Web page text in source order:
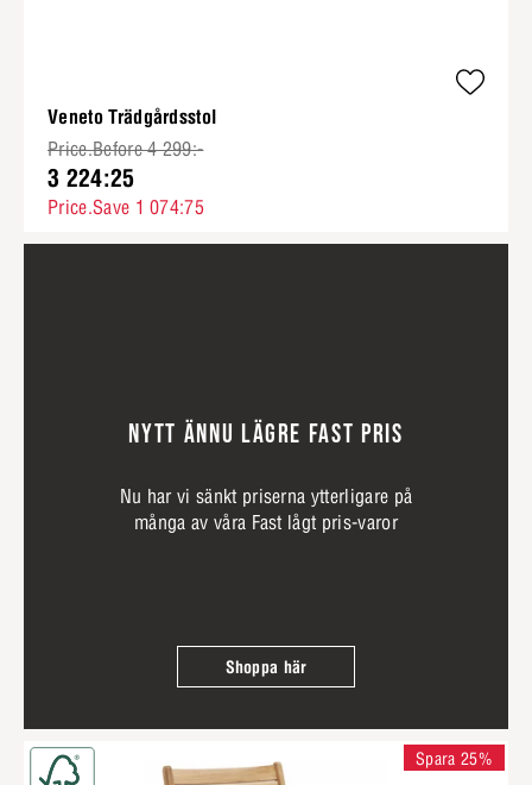
Veneto Trädgårdsstol
Price.Before 4 299:-
3 224:25
Price.Save 1 074:75
NYTT ÄNNU LÄGRE FAST PRIS
Nu har vi sänkt priserna ytterligare på
många av våra Fast lågt pris-varor
Shoppa här
Spara 25%